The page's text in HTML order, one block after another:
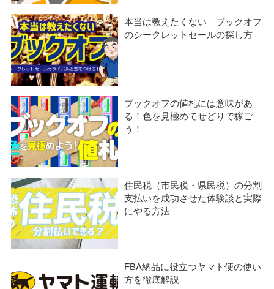
本当は教えたくない ブックオフ
のシークレットセールの探し方
ブックオフの値札には意味があ
る！色を見極めてせどりで稼ご
う！
住民税（市民税・県民税）の分割
支払いを成功させた体験談と実際
にやる方法
FBA納品に役立つヤマト便の使い
方を徹底解説